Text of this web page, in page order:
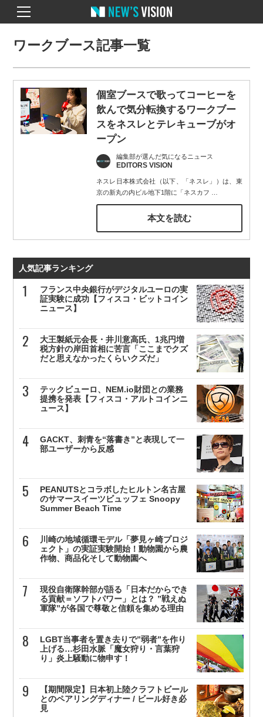
ワークブース記事一覧
個室ブースで歌ってコーヒーを
飲んで気分転換するワークブー
スをネスレとテレキューブがオ
ープン
編集部が選んだ気になるニュース
EDITORS VISION
ネスレ日本株式会社（以下、「ネスレ」）は、東
京の新丸の内ビル地下1階に「ネスカフ
本文を読む
人気記事ランキング
フランス中央銀行がデジタルユーロの実
証実験に成功【フィスコ・ビットコイン
ニュース】
大王製紙元会長・井川意高氏、1兆円増
税方針の岸田首相に苦言「ここまでクズ
だと思えなかったくらいクズだ」
テックビューロ、NEM.io財団との業務
提携を発表【フィスコ・アルトコインニ
ュース】
GACKT、刺青を“落書き”と表現して一
部ユーザーから反感
PEANUTSとコラボしたヒルトン名古屋
のサマースイーツビュッフェ Snoopy
Summer Beach Time
川崎の地域循環モデル「夢見ヶ崎プロジ
ェクト」の実証実験開始！動物園から農
作物、商品化そして動物園へ
現役自衛隊幹部が語る「日本だからでき
る貢献＝ソフトパワー」とは？ ”戦えぬ
軍隊”が各国で尊敬と信頼を集める理由
LGBT当事者を置き去りで”弱者”を作り
上げる…杉田水脈「魔女狩り・言葉狩
り」炎上騒動に物申す！
【期間限定】日本初上陸クラフトビール
とのペアリングディナー / ビール好き必
見